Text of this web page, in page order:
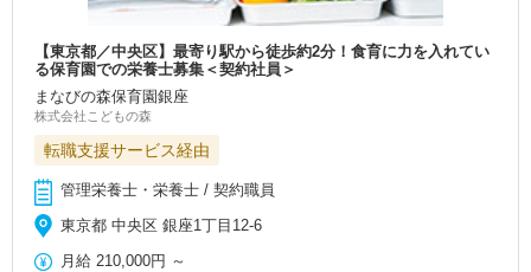
【東京都／中央区】最寄り駅から徒歩約2分！食育に力を入れてい
る保育園での栄養士募集＜契約社員＞
まなびの森保育園銀座
株式会社こどもの森
転職支援サービス経由
管理栄養士・栄養士 / 契約職員
東京都 中央区 銀座1丁目12-6
月給 210,000円 ～